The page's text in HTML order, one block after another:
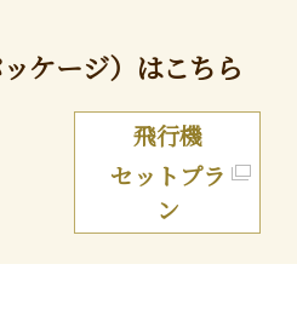
ケージ）はこちら
飛行機
セットプラ
ン